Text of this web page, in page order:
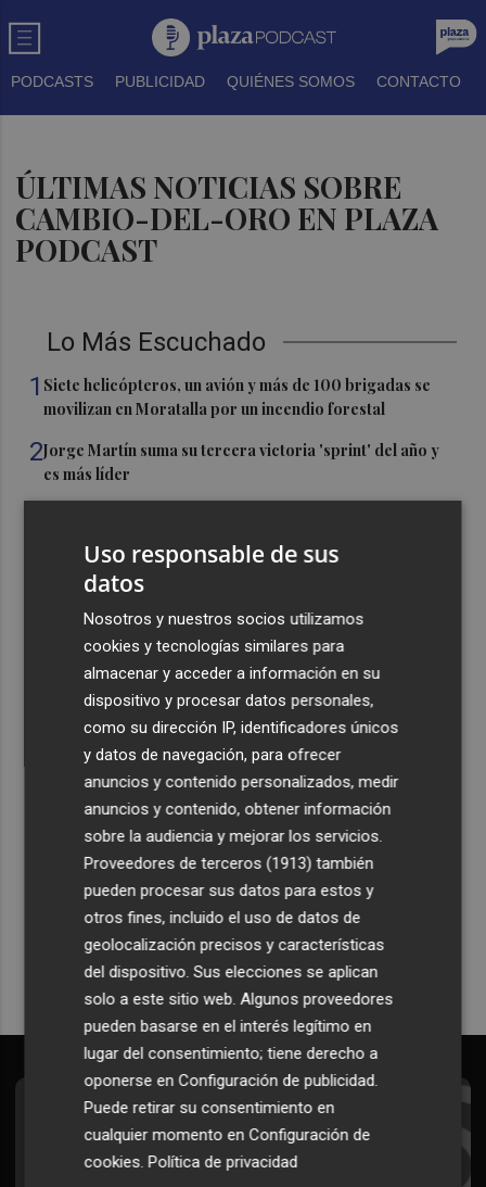
PODCASTS PUBLICIDAD QUIÉNES SOMOS CONTACTO
ÚLTIMAS NOTICIAS SOBRE
CAMBIO-DEL-ORO EN PLAZA
PODCAST
Lo Más Escuchado
1 Siete helicópteros, un avión y más de 100 brigadas se
movilizan en Moratalla por un incendio forestal
2Jorge Martín suma su tercera victoria 'sprint' del año y
es más líder
del legado de Jaume I
Una gran cadena humana de cariño y reivindicación se
vuelve a abrazar en las playas por el Mar Menor
Recibe toda la actualidad de
Plaza Podcast en tu correo
Quiero suscribirme
Suscríbete al Boletín
Todos los días a primera hora en tu email
Uso responsable de sus
datos
Nosotros y nuestros socios utilizamos
cookies y tecnologías similares para
almacenar y acceder a información en su
dispositivo y procesar datos personales,
como su dirección IP, identificadores únicos
y datos de navegación, para ofrecer
anuncios y contenido personalizados, medir
anuncios y contenido, obtener información
sobre la audiencia y mejorar los servicios.
Proveedores de terceros (1913) también
pueden procesar sus datos para estos y
otros fines, incluido el uso de datos de
geolocalización precisos y características
del dispositivo. Sus elecciones se aplican
solo a este sitio web. Algunos proveedores
pueden basarse en el interés legítimo en
lugar del consentimiento; tiene derecho a
oponerse enConfiguración de publicidad.
Puede retirar su consentimiento en
cualquier momento enConfiguración de
cookies.Política de privacidad